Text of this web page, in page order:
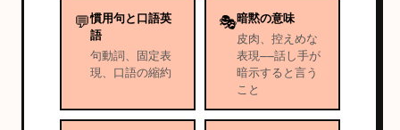
💬慣用句と口語英
語
句動詞、固定表
現、口語の縮約
🎭暗黙の意味
皮肉、控えめな
表現——話し手が
暗示すると言う
こと